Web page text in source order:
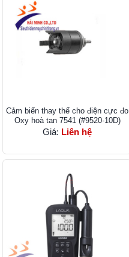
Cảm biến thay thế cho điện cực đo
Oxy hoà tan 7541 (#9520-10D)
Giá: Liên hệ